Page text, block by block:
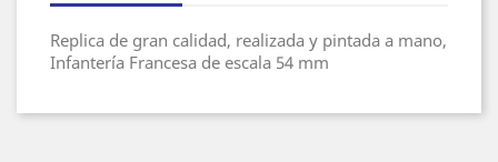
Replica de gran calidad, realizada y pintada a mano,
Infantería Francesa de escala 54 mm